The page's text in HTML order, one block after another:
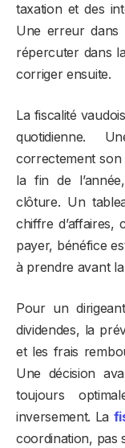
taxation et des
Une erreur dans
répercuter dans
corriger ensuite.
La fiscalité
quotidienne.
correctement son
la fin de
clôture. Un
chiffre d’affaires,
payer, bénéfice
à prendre avant
Pour un
dividendes, la
et les frais
Une décision
toujours
inversement. La
coordination, pas